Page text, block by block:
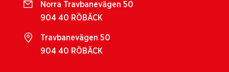
Norra Travbanevägen 50
904 40 RÖBÄCK
Travbanevägen 50
904 40 RÖBÄCK